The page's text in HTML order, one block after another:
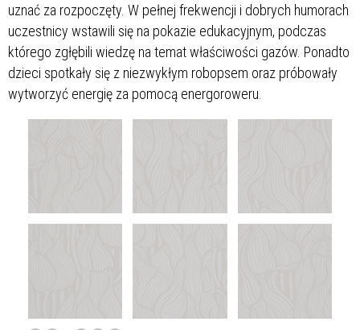
uznać za rozpoczęty. W pełnej frekwencji i dobrych humorach
uczestnicy wstawili się na pokazie edukacyjnym, podczas
którego zgłębili wiedzę na temat właściwości gazów. Ponadto
dzieci spotkały się z niezwykłym robopsem oraz próbowały
wytworzyć energię za pomocą energoroweru.